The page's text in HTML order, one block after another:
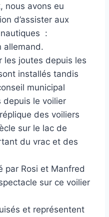
nous avons eu
d’assister aux
:
allemand.
les joutes depuis les
installés tandis
municipal
depuis le voilier
des voiliers
sur le lac de
du vrac et des
par Rosi et Manfred
sur ce voilier
et représentent